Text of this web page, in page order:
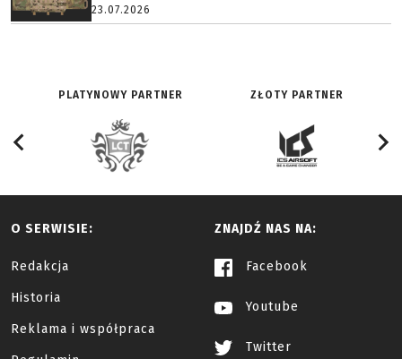
23.07.2026
PLATYNOWY PARTNER ZŁOTY PARTNER
O SERWISIE:
Redakcja
Historia
Reklama i współpraca
ZNAJDŹ NAS NA:
Facebook
Youtube
Twitter